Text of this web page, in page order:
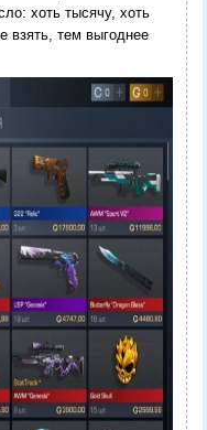
хоть тысячу, хоть
взять, тем выгоднее